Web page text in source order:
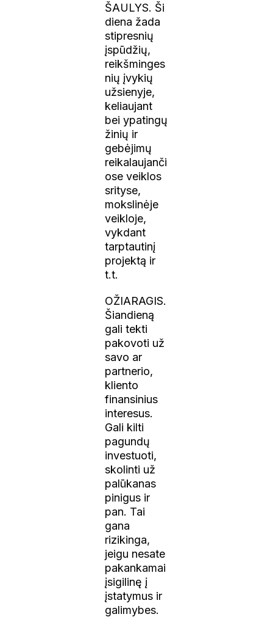
ŠAULYS. Ši
diena žada
stipresnių
įspūdžių,
reikšminges
nių įvykių
užsienyje,
keliaujant
bei ypatingų
žinių ir
gebėjimų
reikalaujanči
ose veiklos
srityse,
mokslinėje
veikloje,
vykdant
tarptautinį
projektą ir
t.t.
OŽIARAGIS.
Šiandieną
gali tekti
pakovoti už
savo ar
partnerio,
kliento
finansinius
interesus.
Gali kilti
pagundų
investuoti,
skolinti už
palūkanas
pinigus ir
pan. Tai
gana
rizikinga,
jeigu nesate
pakankamai
įsigilinę į
įstatymus ir
galimybes.